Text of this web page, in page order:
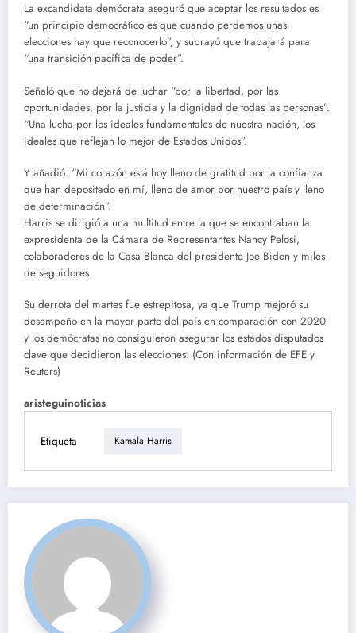
La excandidata demócrata aseguró que aceptar los resultados es
“un principio democrático es que cuando perdemos unas
elecciones hay que reconocerlo”, y subrayó que trabajará para
“una transición pacífica de poder”.
Señaló que no dejará de luchar “por la libertad, por las
oportunidades, por la justicia y la dignidad de todas las personas”.
“Una lucha por los ideales fundamentales de nuestra nación, los
ideales que reflejan lo mejor de Estados Unidos”.
Y añadió: “Mi corazón está hoy lleno de gratitud por la confianza
que han depositado en mí, lleno de amor por nuestro país y lleno
de determinación”.
Harris se dirigió a una multitud entre la que se encontraban la
expresidenta de la Cámara de Representantes Nancy Pelosi,
colaboradores de la Casa Blanca del presidente Joe Biden y miles
de seguidores.
Su derrota del martes fue estrepitosa, ya que Trump mejoró su
desempeño en la mayor parte del país en comparación con 2020
y los demócratas no consiguieron asegurar los estados disputados
clave que decidieron las elecciones. (Con información de EFE y
Reuters)
aristeguinoticias
Etiqueta Kamala Harris